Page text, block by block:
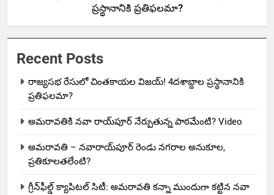
ప్రస్థానానికి ప్రతిఫలమా?
Recent Posts
రాజ్యసభ రేసులో చింతకాయల విజయ్‌! 4దశాబ్దాల ప్రస్థానానికి
ప్రతిఫలమా?
అమరావతికి నవా రాయ్‌పూర్ నేర్పుతున్న పాఠమేంటి? Video
అమరావతి – నవారాయ్‌పూర్ రెండు నగరాల అనుకూల,
ప్రతికూలతలేంటి?
గ్రీన్‌ఫీల్డ్ క్యాపిటల్ సిటీ: అమరావతి కన్నా ముందుగా కట్టిన నవా